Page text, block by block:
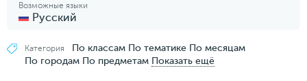
Возможные языки
Русский
Категория По классам По тематике По месяцам
По городам По предметам Показать ещё